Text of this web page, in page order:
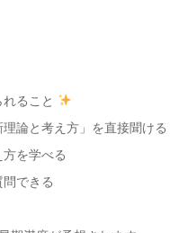
ること
論と考え方」を直接聞ける
を学べる
できる